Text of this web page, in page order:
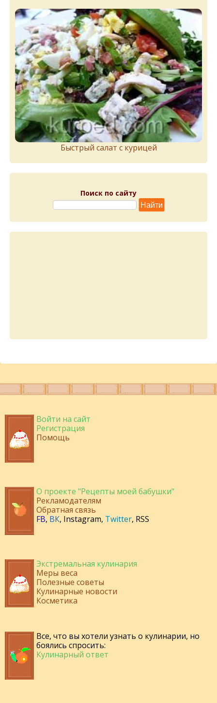
Быстрый салат с курицей
Поиск по сайту
Войти на сайт
Регистрация
Помощь
О проекте "Рецепты моей бабушки"
Рекламодателям
Обратная связь
FB, ВК, Instagram, Twitter, RSS
Экстремальная кулинария
Меры веса
Полезные советы
Кулинарные новости
Косметика
Все, что вы хотели узнать о кулинарии, но
боялись спросить:
Кулинарный ответ